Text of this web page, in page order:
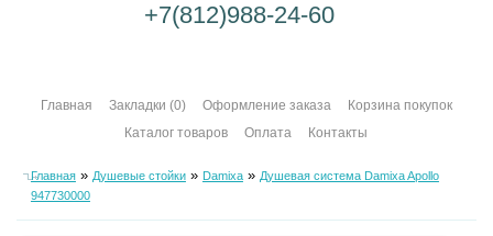
+7(812)988-24-60
Главная Закладки (0) Оформление заказа
Корзина покупок
Каталог товаров
Оплата Контакты
Главная» Душевые стойки» Damixa» Душевая система Damixa Apollo
947730000